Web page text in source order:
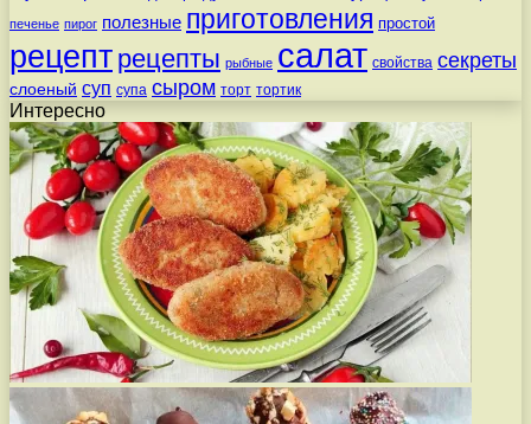
печенье пирог полезные приготовления простой
рецепт рецепты рыбные салат свойства секреты
слоеный суп супа сыром торт тортик
Интересно